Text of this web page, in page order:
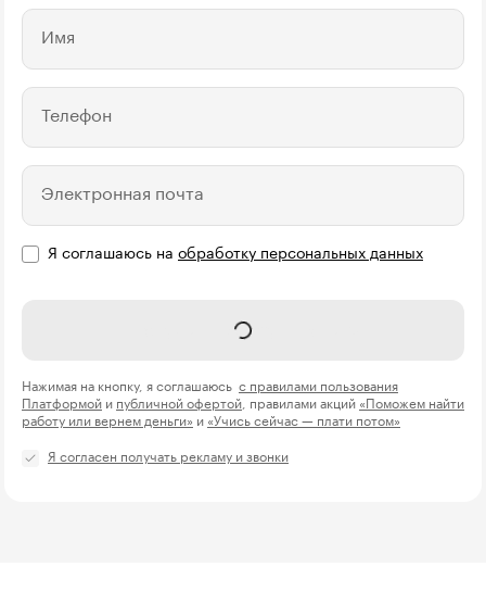
Имя
Телефон
Электронная почта
Я соглашаюсь на обработку персональных данных
Получить консультацию
Нажимая на кнопку, я соглашаюсь с правилами пользования
Платформой и публичной офертой , правилами акций «Поможем найти
работу или вернем деньги» и «Учись сейчас — плати потом»
Я согласен получать рекламу и звонки